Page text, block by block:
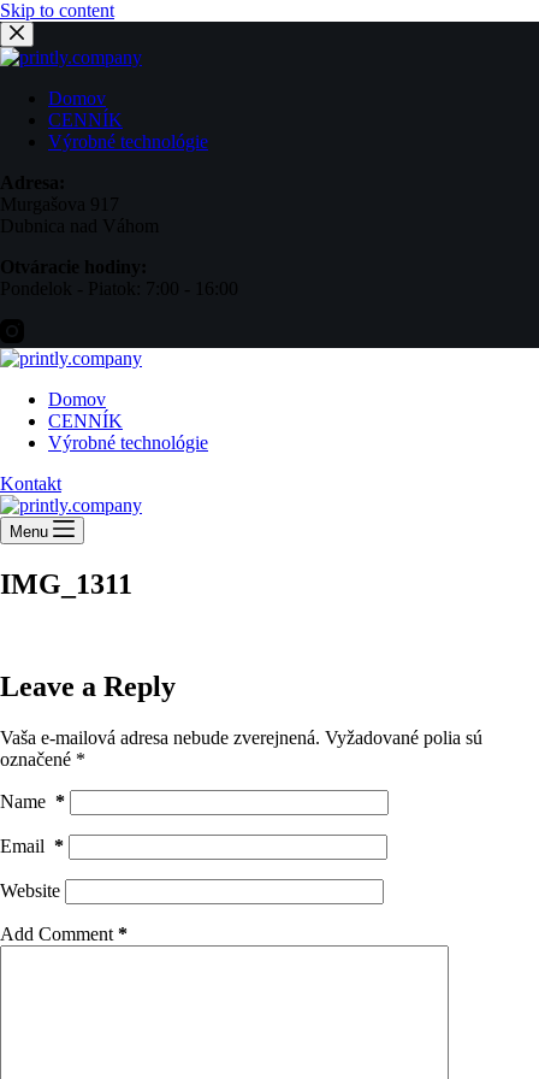
Skip to content
Domov
CENNÍK
Výrobné technológie
Adresa:
Murgašova 917
Dubnica nad Váhom
Otváracie hodiny:
Pondelok - Piatok: 7:00 - 16:00
Domov
CENNÍK
Výrobné technológie
Kontakt
Menu
IMG_1311
Leave a Reply
Vaša e-mailová adresa nebude zverejnená. Vyžadované polia sú
označené *
Name *
Email *
Website
Add Comment *